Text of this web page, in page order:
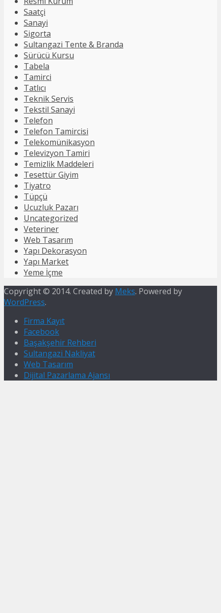
Saatçi
Sanayi
Sigorta
Sultangazi Tente & Branda
Sürücü Kursu
Tabela
Tamirci
Tatlıcı
Teknik Servis
Tekstil Sanayi
Telefon
Telefon Tamircisi
Telekomünikasyon
Televizyon Tamiri
Temizlik Maddeleri
Tesettür Giyim
Tiyatro
Tüpçü
Ucuzluk Pazarı
Uncategorized
Veteriner
Web Tasarım
Yapı Dekorasyon
Yapı Market
Yeme İçme
Copyright © 2014. Created by Meks. Powered by
WordPress.
Firma Kayıt
Facebook
Başakşehir Rehberi
Sultangazi Nakliyat
Web Tasarım
Dijital Pazarlama Ajansı